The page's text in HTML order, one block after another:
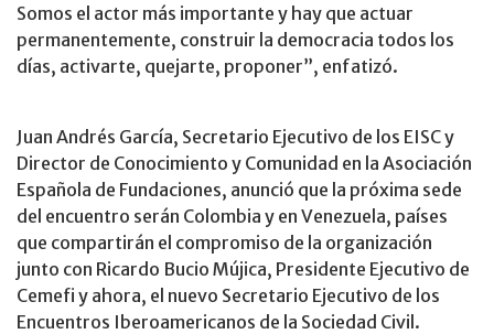
Somos el actor más importante y hay que actuar
permanentemente, construir la democracia todos los
días, activarte, quejarte, proponer”, enfatizó.
Juan Andrés García, Secretario Ejecutivo de los EISC y
Director de Conocimiento y Comunidad en la Asociación
Española de Fundaciones, anunció que la próxima sede
del encuentro serán Colombia y en Venezuela, países
que compartirán el compromiso de la organización
junto con Ricardo Bucio Mújica, Presidente Ejecutivo de
Cemefi y ahora, el nuevo Secretario Ejecutivo de los
Encuentros Iberoamericanos de la Sociedad Civil.